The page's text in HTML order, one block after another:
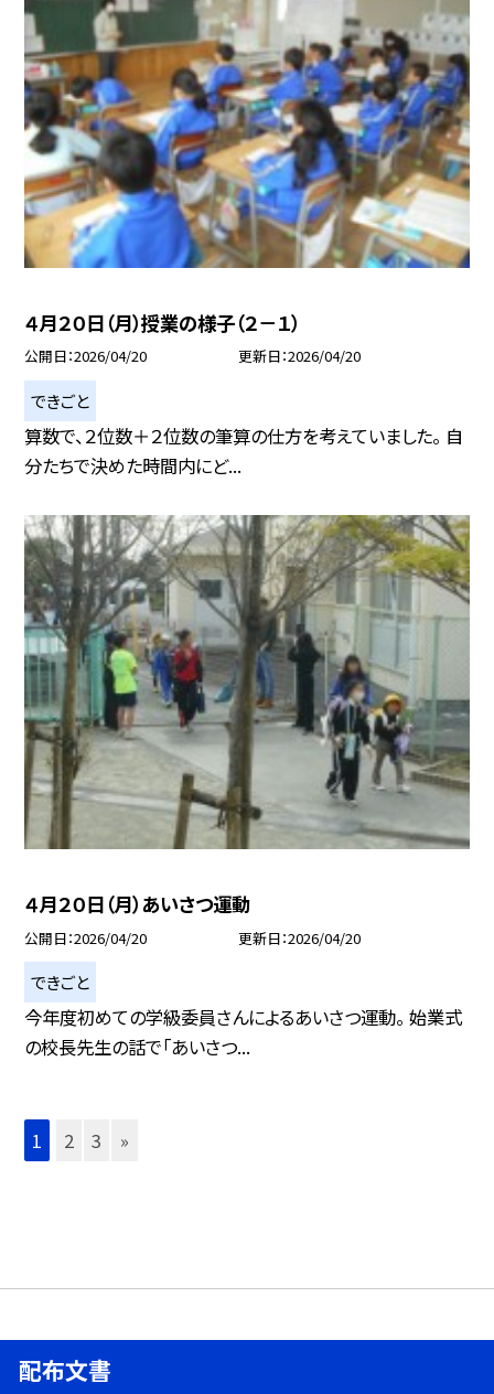
４月２０日（月）授業の様子（２－１）
公開日 2026/04/20 更新日 2026/04/20
できごと
算数で、２位数＋２位数の筆算の仕方を考えていました。 自
分たちで決めた時間内にど...
４月２０日（月）あいさつ運動
公開日 2026/04/20 更新日 2026/04/20
できごと
今年度初めての学級委員さんによるあいさつ運動。 始業式
の校長先生の話で「あいさつ...
1 2 3 »
配布文書